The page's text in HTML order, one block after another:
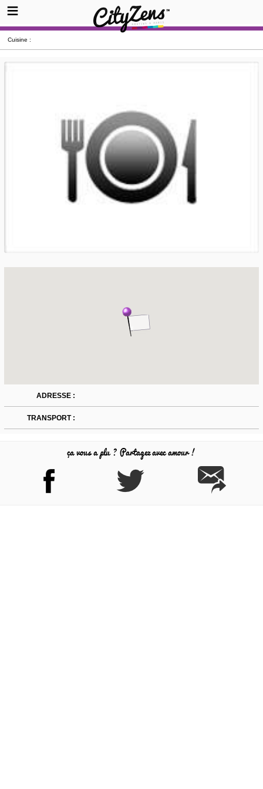
Cuisine :
ADRESSE :
TRANSPORT :
ça vous a plu ? Partagez avec amour !